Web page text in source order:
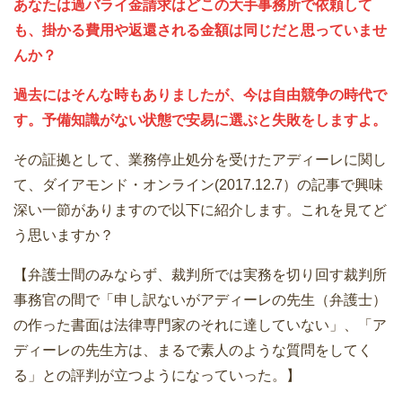
あなたは過バライ金請求はどこの大手事務所で依頼して
も、掛かる費用や返還される金額は同じだと思っていませ
んか？
過去にはそんな時もありましたが、今は自由競争の時代で
す。予備知識がない状態で安易に選ぶと失敗をしますよ。
その証拠として、業務停止処分を受けたアディーレに関し
て、ダイアモンド・オンライン(2017.12.7）の記事で興味
深い一節がありますので以下に紹介します。これを見てど
う思いますか？
【弁護士間のみならず、裁判所では実務を切り回す裁判所
事務官の間で「申し訳ないがアディーレの先生（弁護士）
の作った書面は法律専門家のそれに達していない」、「ア
ディーレの先生方は、まるで素人のような質問をしてく
る」との評判が立つようになっていった。】